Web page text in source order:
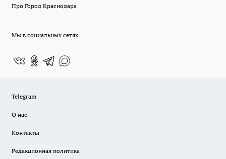
Про Город Краснодара
Мы в социальных сетях
Telegram
О нас
Контакты
Редакционная политика